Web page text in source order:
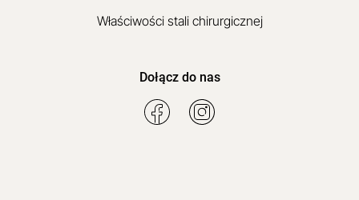
Właściwości stali chirurgicznej
Dołącz do nas